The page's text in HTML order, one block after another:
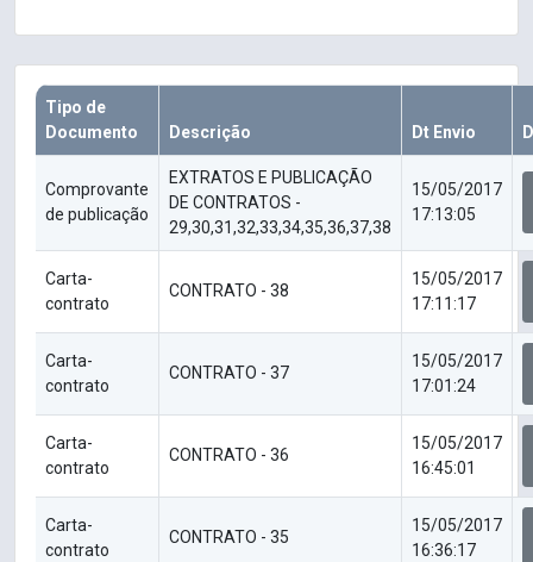
Tipo de
Documento
Descrição Dt Envio
Comprovante
de publicação
EXTRATOS E PUBLICAÇÃO
DE CONTRATOS -
29,30,31,32,33,34,35,36,37,38
15/05/2017
17:13:05
Carta-
contrato
CONTRATO - 38
15/05/2017
17:11:17
Carta-
contrato
CONTRATO - 37
15/05/2017
17:01:24
Carta-
contrato
CONTRATO - 36
15/05/2017
16:45:01
Carta-
contrato
CONTRATO - 35
15/05/2017
16:36:17